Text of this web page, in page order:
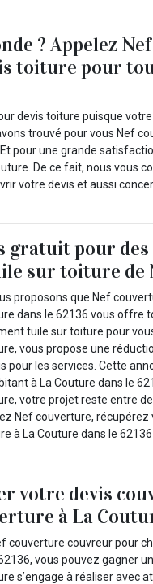
? Appelez
toiture pour
devis toiture puisque
trouvé pour vous Nef
pour une grande
De ce fait, nous vous
votre devis et aussi
gratuit pour
sur toiture de
proposons que Nef
dans le 62136 vous offre
tuile sur toiture pour
vous propose une
pour les services. Cette
à La Couture dans le
votre projet reste entre
Nef couverture,
à La Couture dans le 62136
votre devis
à La
couverture couvreur pour
vous pouvez gagner
s’engage à réaliser avec